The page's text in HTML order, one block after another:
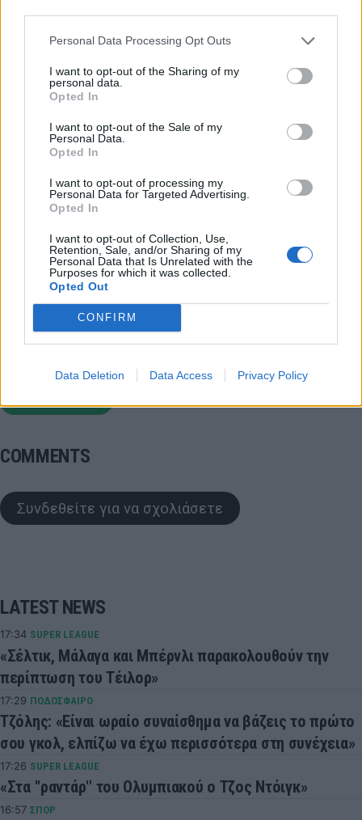
Personal Data Processing Opt Outs
I want to opt-out of the Sharing of my
personal data.
Opted In
I want to opt-out of the Sale of my
Personal Data.
Opted In
I want to opt-out of processing my
Personal Data for Targeted Advertising.
Opted In
I want to opt-out of Collection, Use,
Retention, Sale, and/or Sharing of my
Personal Data that Is Unrelated with the
Purposes for which it was collected.
Opted Out
CONFIRM
Data Deletion Data Access Privacy Policy
ΠΑΟΚ 25
Κολοσσός 24
ΑΕΚ 24
Λαύριο 23
Mαρούσι 22
Απόλλων Π. 20
Παιχνίδι από παντού στη Novibet με το
νέο Mobile App
COMMENTS
Συνδεθείτε για να σχολιάσετε
LATEST NEWS
17:34 SUPER LEAGUE
«Σέλτικ, Μάλαγα και Μπέρνλι παρακολουθούν την
περίπτωση του Τέιλορ»
17:29 ΠΟΔΟΣΦΑΙΡΟ
Τζόλης: «Είναι ωραίο συναίσθημα να βάζεις το πρώτο
σου γκολ, ελπίζω να έχω περισσότερα στη συνέχεια»
17:26 SUPER LEAGUE
«Στα ''ραντάρ'' του Ολυμπιακού ο Τζος Ντόιγκ»
16:57 ΣΠΟΡ